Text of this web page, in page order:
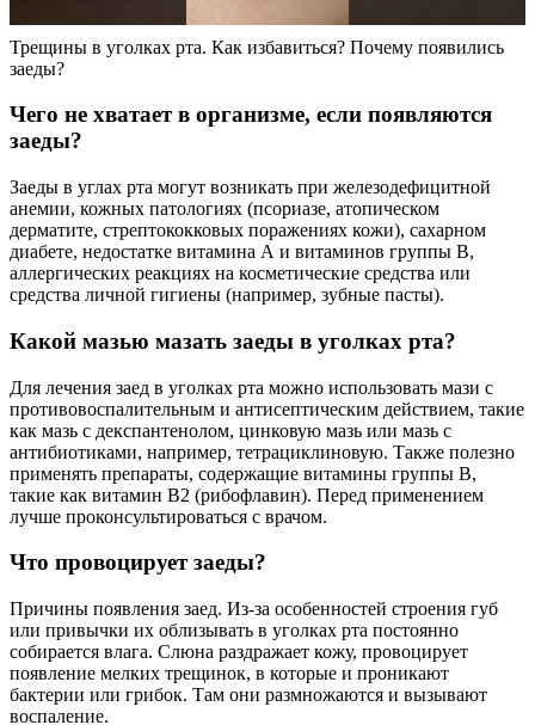
Трещины в уголках рта. Как избавиться? Почему появились
заеды?
Чего не хватает в организме, если появляются
заеды?
Заеды в углах рта могут возникать при железодефицитной
анемии, кожных патологиях (псориазе, атопическом
дерматите, стрептококковых поражениях кожи), сахарном
диабете, недостатке витамина А и витаминов группы В,
аллергических реакциях на косметические средства или
средства личной гигиены (например, зубные пасты).
Какой мазью мазать заеды в уголках рта?
Для лечения заед в уголках рта можно использовать мази с
противовоспалительным и антисептическим действием, такие
как мазь с декспантенолом, цинковую мазь или мазь с
антибиотиками, например, тетрациклиновую. Также полезно
применять препараты, содержащие витамины группы B,
такие как витамин B2 (рибофлавин). Перед применением
лучше проконсультироваться с врачом.
Что провоцирует заеды?
Причины появления заед. Из-за особенностей строения губ
или привычки их облизывать в уголках рта постоянно
собирается влага. Слюна раздражает кожу, провоцирует
появление мелких трещинок, в которые и проникают
бактерии или грибок. Там они размножаются и вызывают
воспаление.